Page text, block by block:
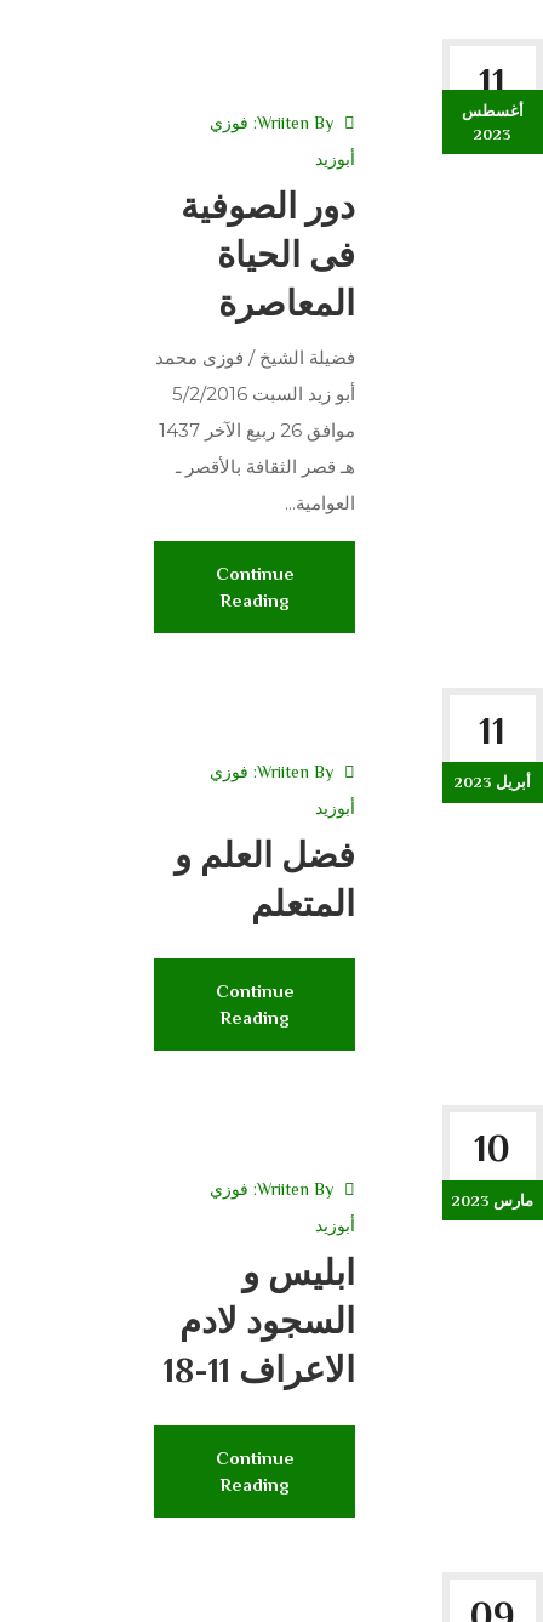
11
أغسطس
2023
Wriiten By: فوزي
أبوزيد
دور الصوفية
فى الحياة
المعاصرة
فضيلة الشيخ / فوزى محمد
أبو زيد السبت 5/2/2016
موافق 26 ربيع الآخر 1437
هـ قصر الثقافة بالأقصر ـ
العوامية...
Continue
Reading
11
أبريل 2023
Wriiten By: فوزي
أبوزيد
فضل العلم و
المتعلم
Continue
Reading
10
مارس 2023
Wriiten By: فوزي
أبوزيد
ابليس و
السجود لادم
الاعراف 11-18
Continue
Reading